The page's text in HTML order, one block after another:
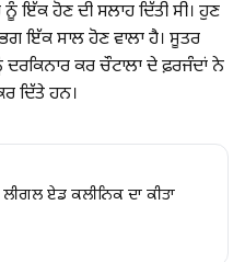
ਨੂੰ ਇੱਕ ਹੋਣ ਦੀ ਸਲਾਹ ਦਿੱਤੀ ਸੀ। ਹੁਣ
ਇੱਕ ਸਾਲ ਹੋਣ ਵਾਲਾ ਹੈ। ਸੂਤਰ
ਕਰ ਚੌਟਾਲਾ ਦੇ ਫ਼ਰਜੰਦਾਂ ਨੇ
ਦਿੱਤੇ ਹਨ।
ਏਡ ਕਲੀਨਿਕ ਦਾ ਕੀਤਾ